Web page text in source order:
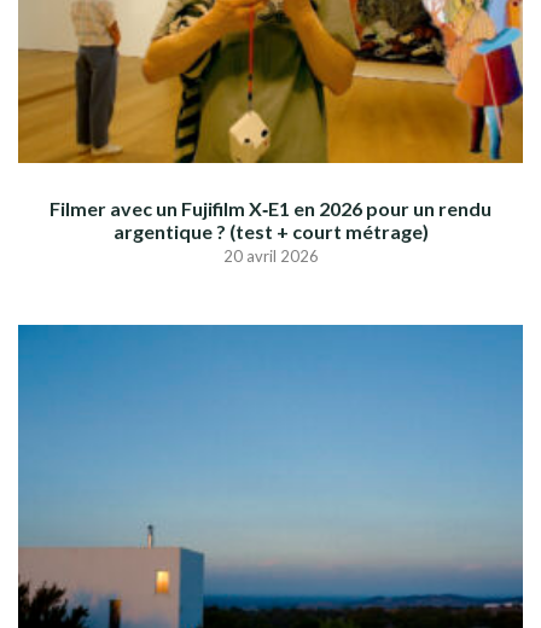
Filmer avec un Fujifilm X‑E1 en 2026 pour un rendu
argentique ? (test + court métrage)
20 avril 2026